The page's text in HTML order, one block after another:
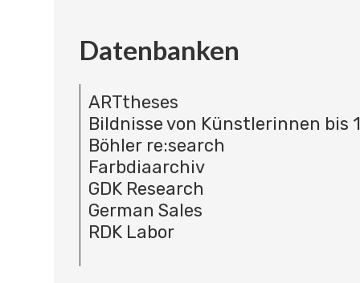
Datenbanken
ARTtheses
Bildnisse von Künstlerinnen bis
Böhler re:search
Farbdiaarchiv
GDK Research
German Sales
RDK Labor